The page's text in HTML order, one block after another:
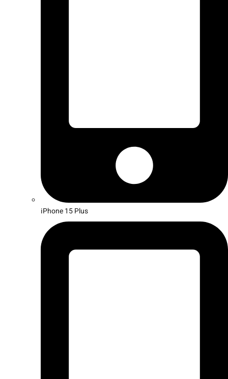
iPhone 15 Plus